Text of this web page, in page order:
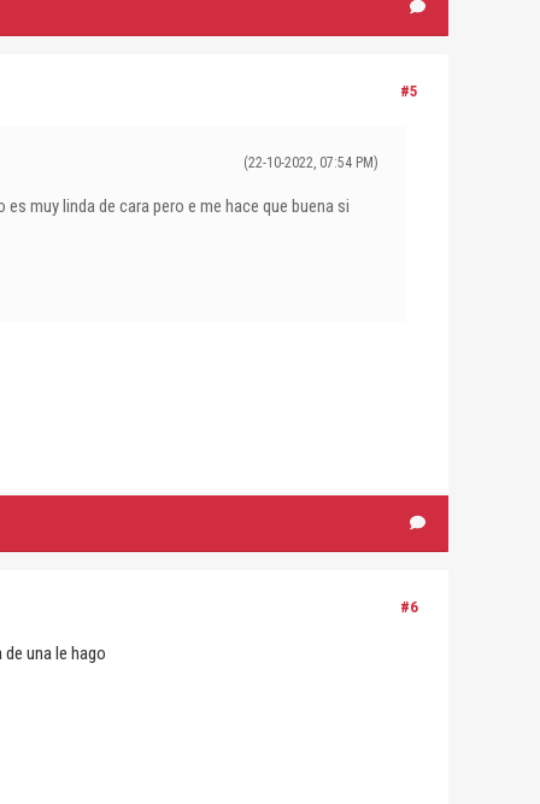
#5
(22-10-2022, 07:54 PM)
muy linda de cara pero e me hace que buena si
#6
una le hago